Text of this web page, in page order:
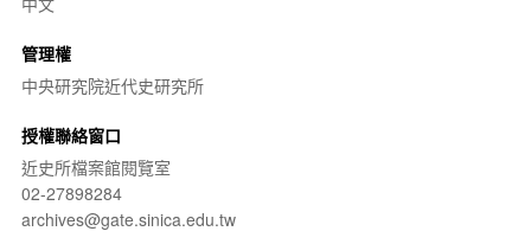
管理權
中央研究院近代史研究所
授權聯絡窗口
近史所檔案館閱覽室
02-27898284
archives@gate.sinica.edu.tw